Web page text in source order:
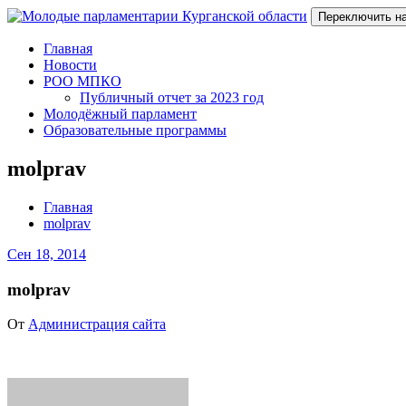
Переключить
Главная
Новости
РОО МПКО
Публичный отчет за 2023 год
Молодёжный парламент
Образовательные программы
molprav
Главная
molprav
Сен 18, 2014
molprav
От Администрация сайта